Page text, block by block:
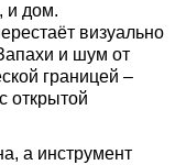
и дом.
визуально
и шум от
границей –
открытой
а инструмент